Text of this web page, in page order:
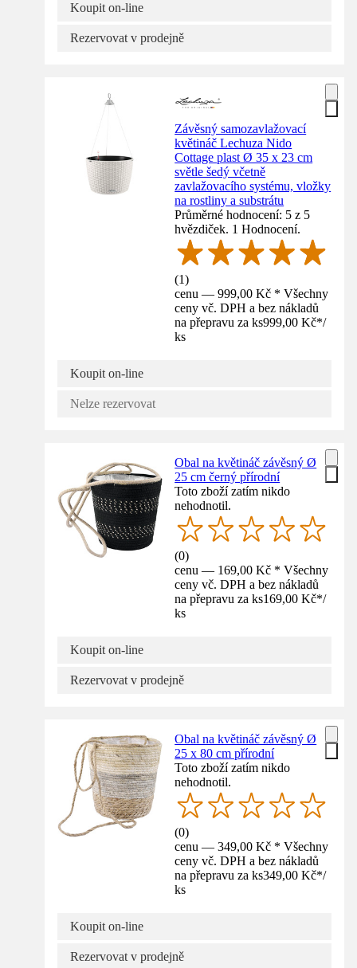
Koupit on-line
Rezervovat v prodejně
Závěsný samozavlažovací
květináč Lechuza Nido
Cottage plast Ø 35 x 23 cm
světle šedý včetně
zavlažovacího systému, vložky
na rostliny a substrátu
Průměrné hodnocení: 5 z 5
hvězdiček. 1 Hodnocení.
(1)
cenu — 999,00 Kč * Všechny
ceny vč. DPH a bez nákladů
na přepravu za ks999,00 Kč*/
ks
Koupit on-line
Nelze rezervovat
Obal na květináč závěsný Ø
25 cm černý přírodní
Toto zboží zatím nikdo
nehodnotil.
(0)
cenu — 169,00 Kč * Všechny
ceny vč. DPH a bez nákladů
na přepravu za ks169,00 Kč*/
ks
Koupit on-line
Rezervovat v prodejně
Obal na květináč závěsný Ø
25 x 80 cm přírodní
Toto zboží zatím nikdo
nehodnotil.
(0)
cenu — 349,00 Kč * Všechny
ceny vč. DPH a bez nákladů
na přepravu za ks349,00 Kč*/
ks
Koupit on-line
Rezervovat v prodejně